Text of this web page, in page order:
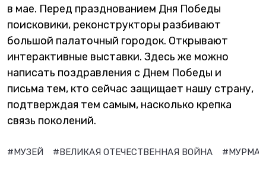
в мае. Перед празднованием Дня Победы
поисковики, реконструкторы разбивают
большой палаточный городок. Открывают
интерактивные выставки. Здесь же можно
написать поздравления с Днем Победы и
письма тем, кто сейчас защищает нашу страну,
подтверждая тем самым, насколько крепка
связь поколений.
#МУЗЕЙ #ВЕЛИКАЯ ОТЕЧЕСТВЕННАЯ ВОЙНА